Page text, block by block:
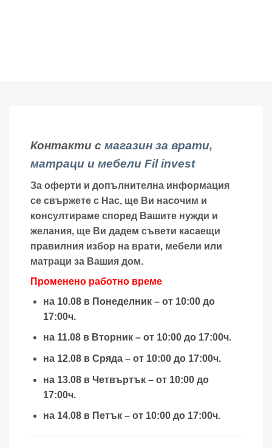
Контакти с магазин за врати,
матраци и мебели Fil invest
За оферти и допълнителна информация
се свържете с Нас, ще Ви насочим и
консултираме според Вашите нужди и
желания, ще Ви дадем съвети касаещи
правилния избор на врати, мебели или
матраци за Вашия дом.
Променено работно време
на 10.08 в Понеделник – от 10:00 до
17:00ч.
на 11.08 в Вторник – от 10:00 до 17:00ч.
на 12.08 в Сряда – от 10:00 до 17:00ч.
на 13.08 в Четвъртък – от 10:00 до
17:00ч.
на 14.08 в Петък – от 10:00 до 17:00ч.